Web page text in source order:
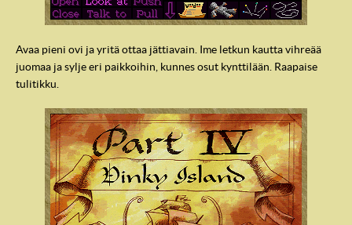
Avaa pieni ovi ja yritä ottaa jättiavain. Ime letkun kautta vihreää
juomaa ja sylje eri paikkoihin, kunnes osut kynttilään. Raapaise
tulitikku.